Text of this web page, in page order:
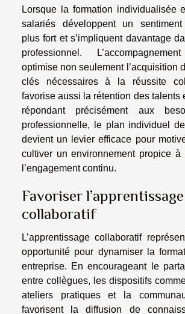
Lorsque la formation individualisée
salariés développent un sentiment
plus fort et s’impliquent davantage
professionnel.
optimise non seulement l’acquisition
clés nécessaires à la réussite
favorise aussi la rétention des talents
répondant précisément aux
professionnelle, le plan individuel
devient un levier efficace pour
cultiver un environnement propice à
l’engagement continu.
Favoriser l’apprentissage
collaboratif
L’apprentissage collaboratif
opportunité pour dynamiser la
entreprise. En encourageant le
entre collègues, les dispositifs
ateliers pratiques et la
favorisent la diffusion de